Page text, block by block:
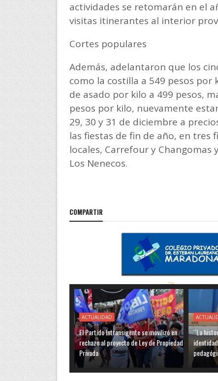
actividades se retomarán en el
visitas itinerantes al interior
Cortes populares
Además, adelantaron que los
como la costilla a 549 pesos por
de asado por kilo a 499 pesos,
pesos por kilo, nuevamente
29, 30 y 31 de diciembre a
las fiestas de fin de año, en tres
locales, Carrefour y Changomas
Los Nenecos.
COMPARTIR
ACTUALIDAD
El Partido Intransigente se movilizó en
rechazo al proyecto de Ley de Propiedad
Privada
“La